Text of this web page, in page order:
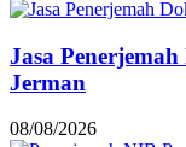
Jasa
Jerman
08/08/2026